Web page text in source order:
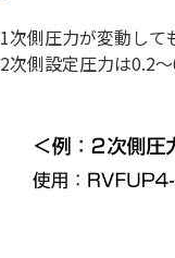
1次側圧力が変動して
2次側設定圧力は0.2